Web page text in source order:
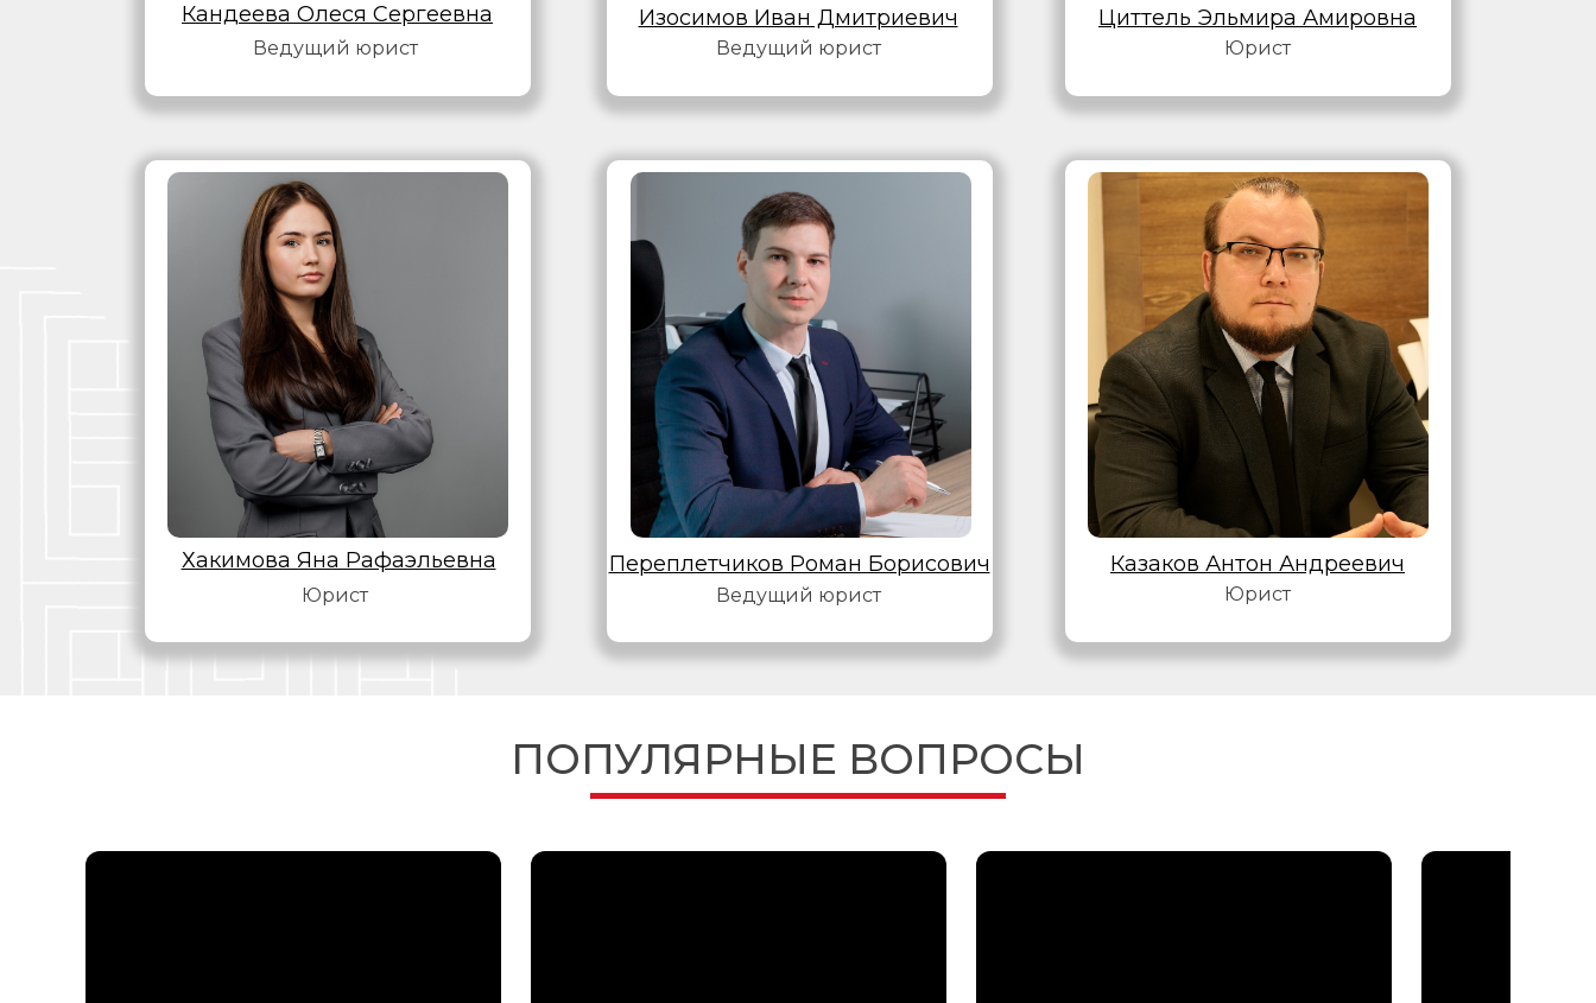
Ведущий юрист
Кандеева Олеся Сергеевна
Ведущий юрист
Изосимов Иван Дмитриевич
Юрист
Циттель Эльмира Амировна
Хакимова Яна Рафаэльевна
Юрист
Переплетчиков Роман Борисович
Ведущий юрист
Казаков Антон Андреевич
Юрист
ПОПУЛЯРНЫЕ ВОПРОСЫ